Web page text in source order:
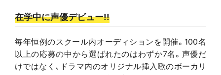
在学中に声優デビュー!!
毎年恒例のスクール内オーディションを開催。100名
以上の応募の中から選ばれたのはわずか7名。声優だ
けではなく、ドラマ内のオリジナル挿入歌のボーカリ